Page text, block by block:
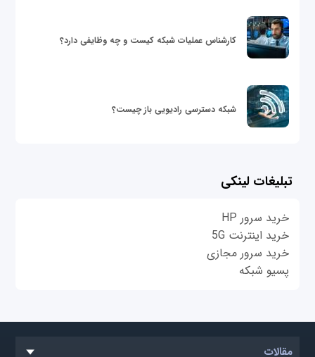
کارشناس عملیات شبکه کیست و چه وظایفی دارد؟
شبکه دسترسی رادیویی باز چیست؟
تبلیغات لینکی
خرید سرور HP
خرید اینترنت 5G
خرید سرور مجازی
پسیو شبکه
مقالات